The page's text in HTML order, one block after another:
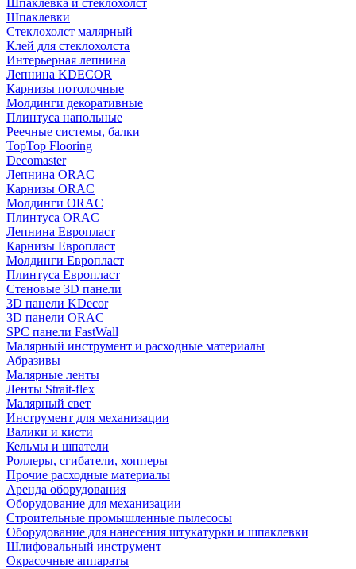
Шпаклевка и стеклохолст
Шпаклевки
Стеклохолст малярный
Клей для стеклохолста
Интерьерная лепнина
Лепнина KDECOR
Карнизы потолочные
Молдинги декоративные
Плинтуса напольные
Реечные системы, балки
TopTop Flooring
Decomaster
Лепнина ORAC
Карнизы ORAC
Молдинги ORAC
Плинтуса ORAC
Лепнина Европласт
Карнизы Европласт
Молдинги Европласт
Плинтуса Европласт
Стеновые 3D панели
3D панели KDecor
3D панели ORAC
SPC панели FastWall
Малярный инструмент и расходные материалы
Абразивы
Малярные ленты
Ленты Strait-flex
Малярный свет
Инструмент для механизации
Валики и кисти
Кельмы и шпатели
Роллеры, сгибатели, хопперы
Прочие расходные материалы
Аренда оборудования
Оборудование для механизации
Строительные промышленные пылесосы
Оборудование для нанесения штукатурки и шпаклевки
Шлифовальный инструмент
Окрасочные аппараты